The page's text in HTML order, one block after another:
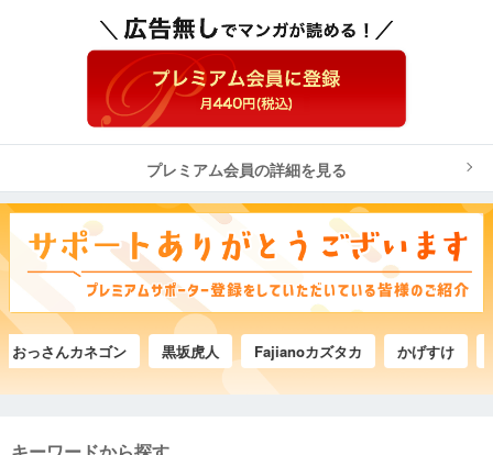
プレミアム会員の詳細を見る
さんカネゴン 黒坂虎人 Fajianoカズタカ かげすけ